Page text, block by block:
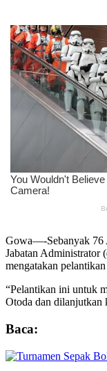
Gowa—-Sebanyak 76
Jabatan Administrator
mengatakan
“Pelantikan ini untuk
Otoda dan dilanjutkan
Baca: